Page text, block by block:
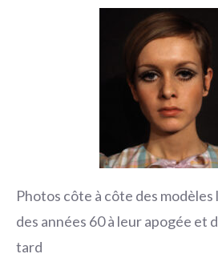
Photos côte à côte des modèles
des années 60 à leur apogée et
tard